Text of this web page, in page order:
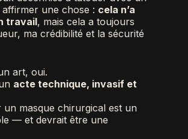
une chose : cela n’a
travail, mais cela a toujours
ma crédibilité et la sécurité
art, oui.
acte technique, invasif et
masque chirurgical est un
— et devrait être une